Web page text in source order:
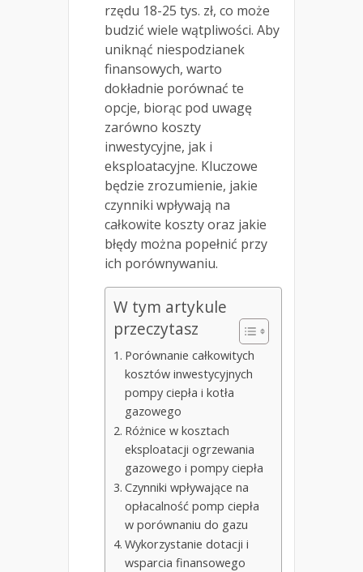
rzędu 18-25 tys. zł, co może
budzić wiele wątpliwości. Aby
uniknąć niespodzianek
finansowych, warto
dokładnie porównać te
opcje, biorąc pod uwagę
zarówno koszty
inwestycyjne, jak i
eksploatacyjne. Kluczowe
będzie zrozumienie, jakie
czynniki wpływają na
całkowite koszty oraz jakie
błędy można popełnić przy
ich porównywaniu.
W tym artykule
przeczytasz
Porównanie całkowitych
kosztów inwestycyjnych
pompy ciepła i kotła
gazowego
Różnice w kosztach
eksploatacji ogrzewania
gazowego i pompy ciepła
Czynniki wpływające na
opłacalność pomp ciepła
w porównaniu do gazu
Wykorzystanie dotacji i
wsparcia finansowego